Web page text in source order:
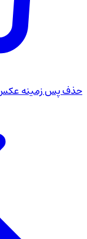
حذف پس زمینه